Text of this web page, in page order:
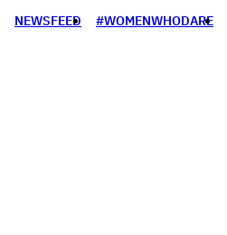
NEWSFEED #WOMENWHODARE